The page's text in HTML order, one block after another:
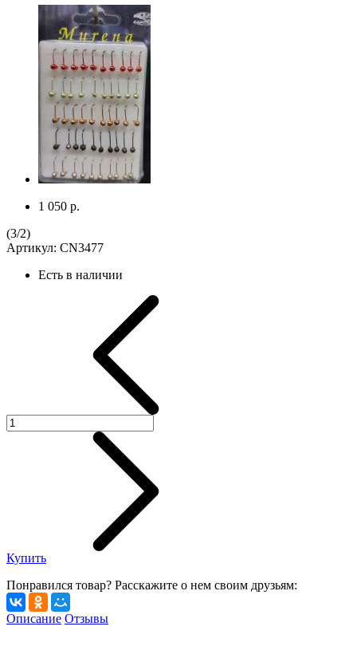
1 050 р.
(3/2)
Артикул: CN3477
Есть в наличии
Купить
Понравился товар? Расскажите о нем своим друзьям:
Описание Отзывы